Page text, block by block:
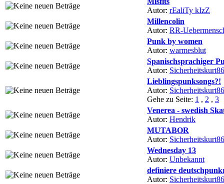
Autor: rEaliTy kIzZ
Millencolin
Autor: RR-
Punk by women
Autor: warmesblut
Spanischsprachiger
Autor: Sicherheitskurt86
Lieblingspunksongs?!
Autor: Sicherheitskurt86
Gehe zu Seite: 1 , 2 , 3
Venerea - swedish
Autor: Hendrik
MUTABOR
Autor: Sicherheitskurt86
Wednesday 13
Autor: Unbekannt
definiere
Autor: Sicherheitskurt86